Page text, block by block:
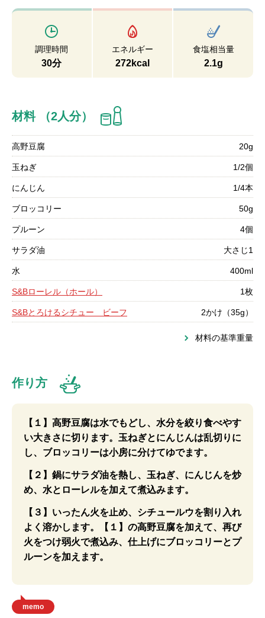
調理時間
30分
エネルギー
272kcal
食塩相当量
2.1g
材料 （2人分）
高野豆腐 20g
玉ねぎ 1/2個
にんじん 1/4本
ブロッコリー 50g
プルーン 4個
サラダ油 大さじ1
水 400ml
S&Bローレル（ホール） 1枚
S&Bとろけるシチュー ビーフ 2かけ（35g）
材料の基準重量
作り方
【１】高野豆腐は水でもどし、水分を絞り食べやす
い大きさに切ります。玉ねぎとにんじんは乱切りに
し、ブロッコリーは小房に分けてゆでます。
【２】鍋にサラダ油を熱し、玉ねぎ、にんじんを炒
め、水とローレルを加えて煮込みます。
【３】いったん火を止め、シチュールウを割り入れ
よく溶かします。【１】の高野豆腐を加えて、再び
火をつけ弱火で煮込み、仕上げにブロッコリーとプ
ルーンを加えます。
memo